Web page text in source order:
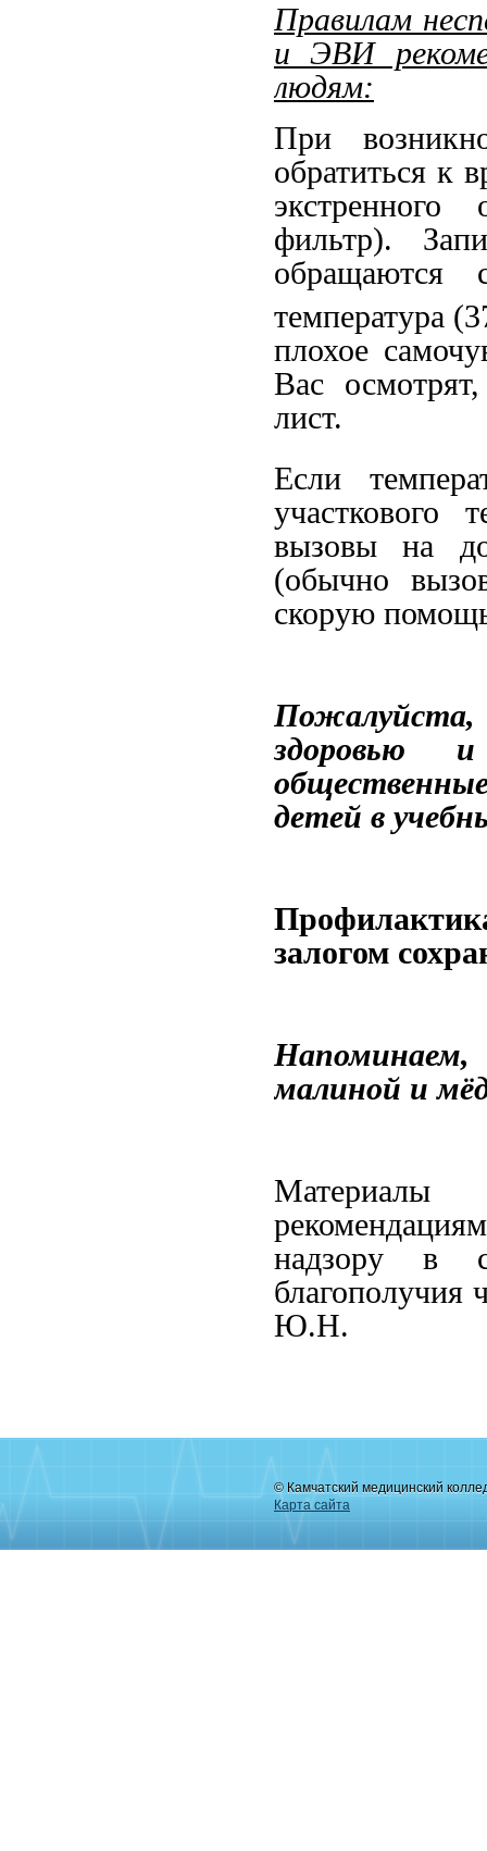
Правилам
и ЭВИ
людям:
При
обратиться к
фильтр).
обращаются
температура
плохое
Вас
лист.
Если
участкового
вызовы на
(обычно
скорую
здоровью
детей в
залогом
малиной и
Материалы
надзору в
благополучия
Ю.Н.
© Камчатский медицинский
Карта сайта